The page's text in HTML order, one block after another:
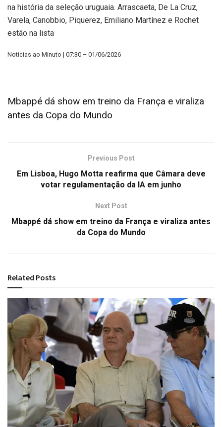
na história da seleção uruguaia. Arrascaeta, De La Cruz,
Varela, Canobbio, Piquerez, Emiliano Martínez e Rochet
estão na lista
Notícias ao Minuto | 07:30 – 01/06/2026
Mbappé dá show em treino da França e viraliza
antes da Copa do Mundo
Previous Post
Em Lisboa, Hugo Motta reafirma que Câmara deve
votar regulamentação da IA em junho
Next Post
Mbappé dá show em treino da França e viraliza antes
da Copa do Mundo
Related Posts